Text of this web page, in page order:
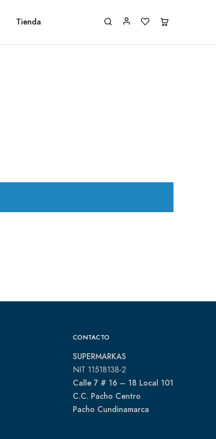
Tienda
CONTACTO
SUPERMARKAS
NIT 11518138-2
Calle 7 # 16 – 18 Local 101
C.C. Pacho Centro
Pacho Cundinamarca